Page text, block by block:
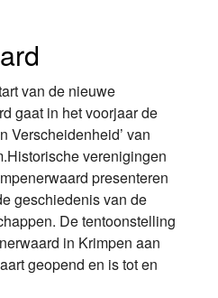
van de nieuwe
gaat in het voorjaar de
Verscheidenheid’ van
verenigingen
presenteren
geschiedenis van de
De tentoonstelling
in Krimpen aan
geopend en is tot en